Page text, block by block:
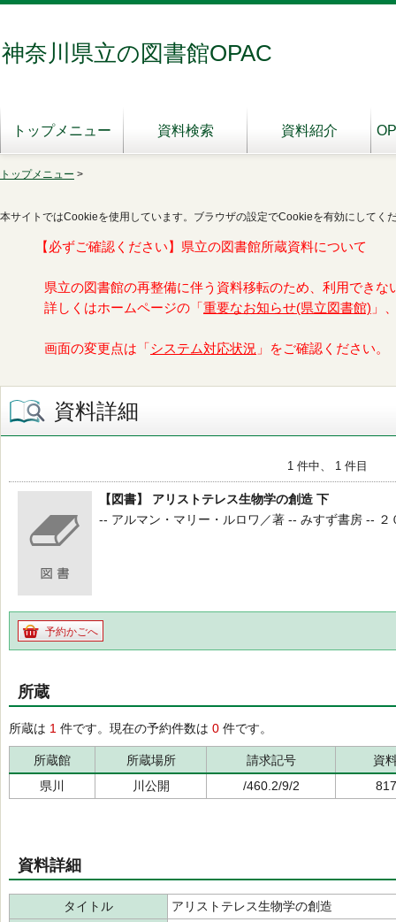
神奈川県立の図書館OPAC
トップメニュー 資料検索 資料紹介
トップメニュー >
本サイトではCookieを使用しています。ブラウザの設定でCookieを有効にしてく
【必ずご確認ください】県立の図書館所蔵資料について
県立の図書館の再整備に伴う資料移転のため、利用できな
詳しくはホームページの「 重要なお知らせ(県立図書館) 」
画面の変更点は「 システム対応状況 」をご確認ください。
資料詳細
1 件中、 1 件目
【図書】 アリストテレス生物学の創造 下
-- アルマン・マリー・ルロワ／著 -- みすず書房 --
予約かごへ
所蔵
所蔵は 1 件です。現在の予約件数は 0 件です。
所蔵館 所蔵場所 請求記号
資
県川
川公開 /460.2/9/2
資料詳細
タイトル
アリストテレス生物学の創造